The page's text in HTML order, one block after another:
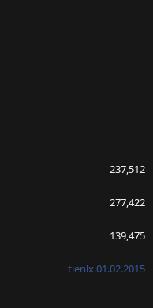
237,512
277,422
139,475
tienlx.01.02.2015